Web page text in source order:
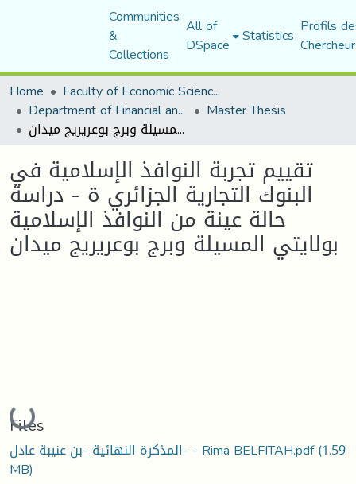
Communities
&
Collections
All of
DSpace Statistics Profils
Home
Faculty of Economic Sciences, Commerce and Management Sciences
Department of Financial and Accounting Sciences Master Thesis
تقييم تجربة النوافذ الإسلامية في البنوك التجارية الجزائري ة - دراسة حالة عينة من النوافذ الإسلامية بولايتي المسيلة وبرج بوعريريج ميدان
تقييم تجربة النوافذ الإسلامية في
البنوك التجارية الجزائري ة - دراسة
حالة عينة من النوافذ الإسلامية
بولايتي المسيلة وبرج بوعريريج ميدان
Loading...
Files
المذكرة النهائية -بن عنيبة عادل- - Rima BELFITAH.pdf(1.59
MB)